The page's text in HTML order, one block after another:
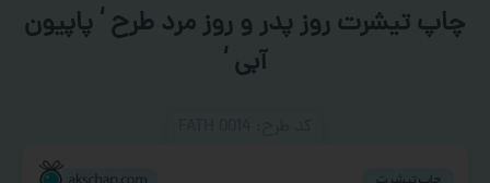
چاپ تیشرت روز پدر و روز مرد طرح ‘ پاپیون
آبی ‘